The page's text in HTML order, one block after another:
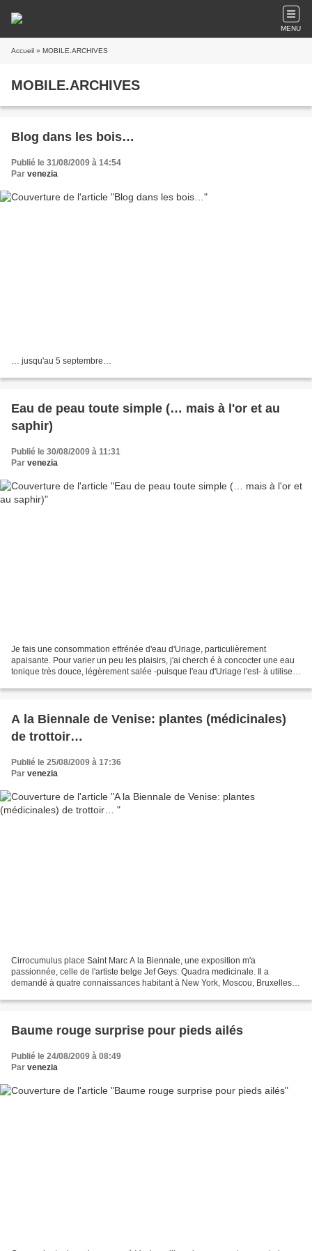
MENU
Accueil » MOBILE.ARCHIVES
MOBILE.ARCHIVES
Blog dans les bois…
Publié le 31/08/2009 à 14:54
Par venezia
… jusqu'au 5 septembre…
Eau de peau toute simple (… mais à l'or et au
saphir)
Publié le 30/08/2009 à 11:31
Par venezia
Je fais une consommation effrénée d'eau d'Uriage, particulièrement
apaisante. Pour varier un peu les plaisirs, j'ai cherch é à concocter une eau
tonique très douce, légèrement salée -puisque l'eau d'Uriage l'est- à utiliser
A la Biennale de Venise: plantes (médicinales)
de trottoir…
Publié le 25/08/2009 à 17:36
Par venezia
Cirrocumulus place Saint Marc A la Biennale, une exposition m'a
passionnée, celle de l'artiste belge Jef Geys: Quadra medicinale. Il a
demandé à quatre connaissances habitant à New York, Moscou, Bruxelles
Baume rouge surprise pour pieds ailés
Publié le 24/08/2009 à 08:49
Par venezia